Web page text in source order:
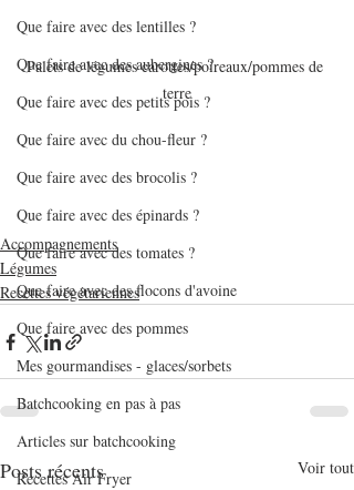
Que faire avec des lentilles ?
Que faire avec des aubergines ?
Que faire avec des petits pois ?
Que faire avec du chou-fleur ?
Que faire avec des brocolis ?
Que faire avec des épinards ?
Que faire avec des tomates ?
Que faire avec des flocons d'avoine
Que faire avec des pommes
Mes gourmandises - glaces/sorbets
Batchcooking en pas à pas
Articles sur batchcooking
Recettes Air Fryer
Palets de légumes carottes/poireaux/pommes de
terre
Accompagnements
Légumes
Recettes végétariennes
Posts récents Voir tout